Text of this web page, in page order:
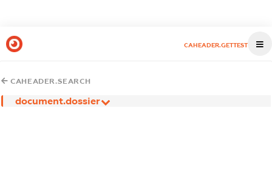
CAHEADER.GETTEST
CAHEADER.SEARCH
document.dossier